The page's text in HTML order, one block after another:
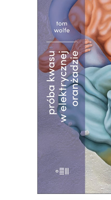
E-BOOK
PRÓBA
Ta książka w
kogoś zachwycić
literatury
60.00zł
KSIĄŻKA